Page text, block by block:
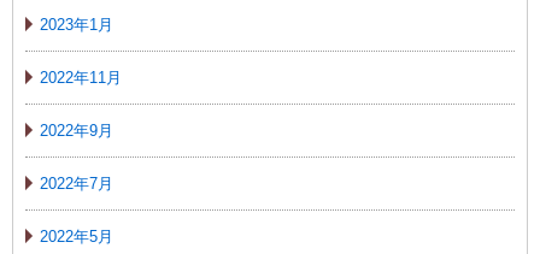
2023年1月
2022年11月
2022年9月
2022年7月
2022年5月